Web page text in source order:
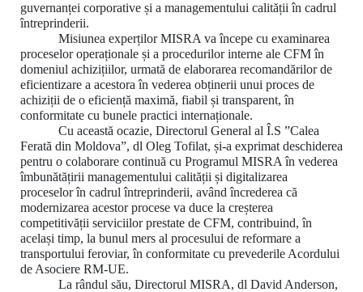
guvernanței corporative și a managementului calității în cadrul
întreprinderii.
Misiunea experților MISRA va începe cu examinarea
proceselor operaționale și a procedurilor interne ale CFM în
domeniul achizițiilor, urmată de elaborarea recomandărilor de
eficientizare a acestora în vederea obținerii unui proces de
achiziții de o eficiență maximă, fiabil și transparent, în
conformitate cu bunele practici internaționale.
Cu această ocazie, Directorul General al Î.S ”Calea
Ferată din Moldova”, dl Oleg Tofilat, și-a exprimat deschiderea
pentru o colaborare continuă cu Programul MISRA în vederea
îmbunătățirii managementului calității și digitalizarea
proceselor în cadrul întreprinderii, având încrederea că
modernizarea acestor procese va duce la creșterea
competitivății serviciilor prestate de CFM, contribuind, în
același timp, la bunul mers al procesului de reformare a
transportului feroviar, în conformitate cu prevederile Acordului
de Asociere RM-UE.
La rândul său, Directorul MISRA, dl David Anderson,